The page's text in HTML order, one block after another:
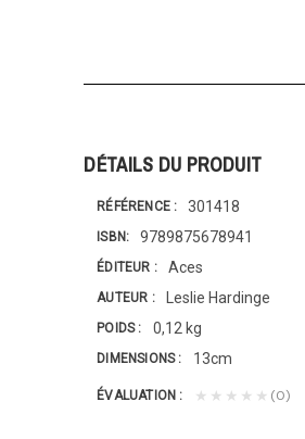
DÉTAILS DU PRODUIT
RÉFÉRENCE 301418
ISBN 9789875678941
ÉDITEUR Aces
AUTEUR Leslie Hardinge
POIDS 0,12 kg
DIMENSIONS 13cm
ÉVALUATION ★★★★★ (0)